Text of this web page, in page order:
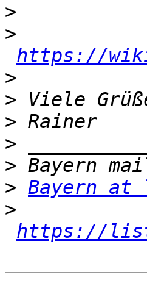
>
>
https://
>
>
>
>
>
> Bayern at
>
https://